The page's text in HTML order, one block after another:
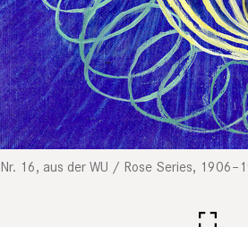
16, aus der WU / Rose Series,